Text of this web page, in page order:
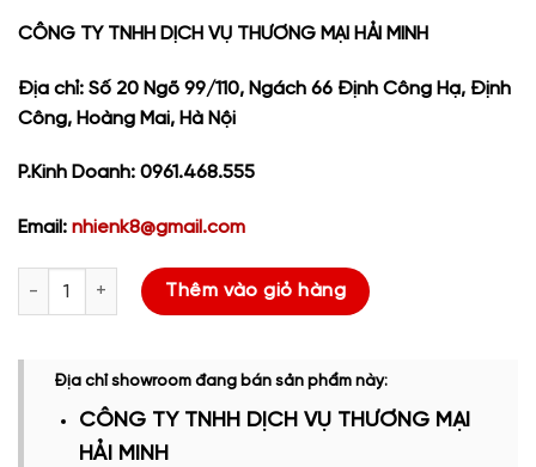
CÔNG TY TNHH DỊCH VỤ THƯƠNG MẠI HẢI MINH
Địa chỉ: Số 20 Ngõ 99/110, Ngách 66 Định Công Hạ, Định
Công, Hoàng Mai, Hà Nội
P.Kinh Doanh: 0961.468.555
Email: nhienk8@gmail.com
MÁY PHOTOCOPY MÀU KONICA MINOLTA BIZHUB C754E số
Thêm vào giỏ hàng
Địa chỉ showroom đang bán sản phẩm này:
CÔNG TY TNHH DỊCH VỤ THƯƠNG MẠI
HẢI MINH